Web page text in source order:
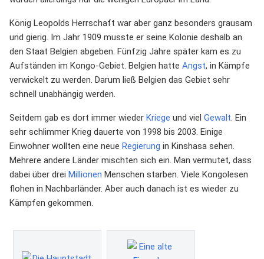
König Leopolds Herrschaft war aber ganz besonders grausam
und gierig. Im Jahr 1909 musste er seine Kolonie deshalb an
den Staat Belgien abgeben. Fünfzig Jahre später kam es zu
Aufständen im Kongo-Gebiet. Belgien hatte Angst, in Kämpfe
verwickelt zu werden. Darum ließ Belgien das Gebiet sehr
schnell unabhängig werden.
Seitdem gab es dort immer wieder Kriege und viel Gewalt . Ein
sehr schlimmer Krieg dauerte von 1998 bis 2003. Einige
Einwohner wollten eine neue Regierung in Kinshasa sehen.
Mehrere andere Länder mischten sich ein. Man vermutet, dass
dabei über drei Millionen Menschen starben. Viele Kongolesen
flohen in Nachbarländer. Aber auch danach ist es wieder zu
Kämpfen gekommen.